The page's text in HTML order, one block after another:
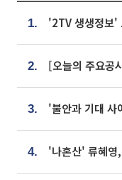
1.
2.
3.
4.